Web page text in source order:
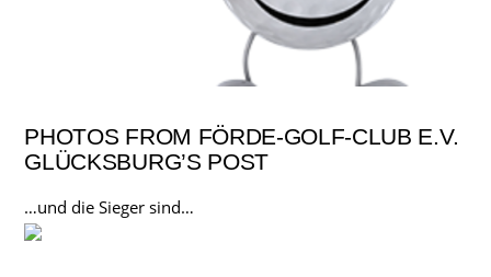
PHOTOS FROM FÖRDE-GOLF-CLUB E.V.
GLÜCKSBURG’S POST
…und die Sieger sind…